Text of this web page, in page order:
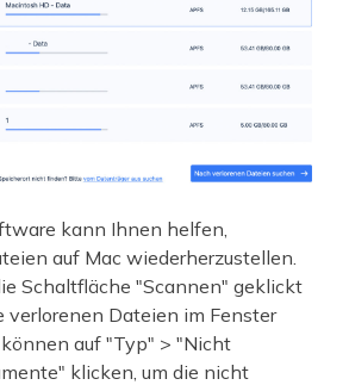
kann Ihnen helfen,
auf Mac wiederherzustellen.
Schaltfläche "Scannen" geklickt
verlorenen Dateien im Fenster
auf "Typ" > "Nicht
klicken, um die nicht